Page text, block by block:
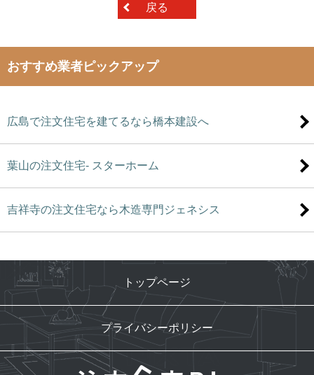
戻る
おすすめ業者ピックアップ
広島で注文住宅を建てるなら橋本建設へ
葉山の注文住宅- スターホーム
吉祥寺の注文住宅なら木造専門ジェネシス
トップページ
プライバシーポリシー